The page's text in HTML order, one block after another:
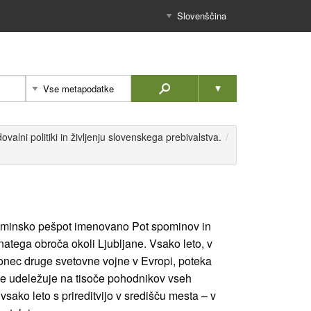
politiki in življenju slovenskega prebivalstva. /
pešpot imenovano Pot spominov in
obroča okoli Ljubljane. Vsako leto, v
druge svetovne vojne v Evropi, poteka
udeležuje na tisoče pohodnikov vseh
leto s prireditvijo v središču mesta – v